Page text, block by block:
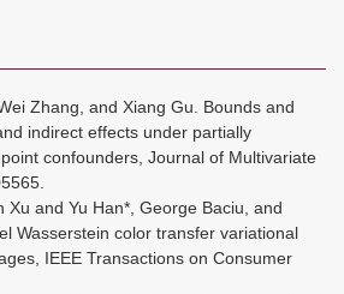
Zhang, and Xiang Gu. Bounds and
indirect effects under partially
confounders, Journal of Multivariate
Xu and Yu Han*, George Baciu, and
Wasserstein color transfer variational
IEEE Transactions on Consumer